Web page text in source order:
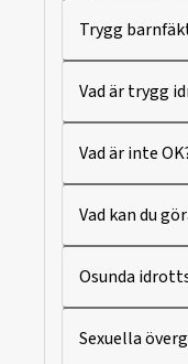
Trygg
Vad är trygg
Vad är inte
Vad kan du
Osunda
Sexuella